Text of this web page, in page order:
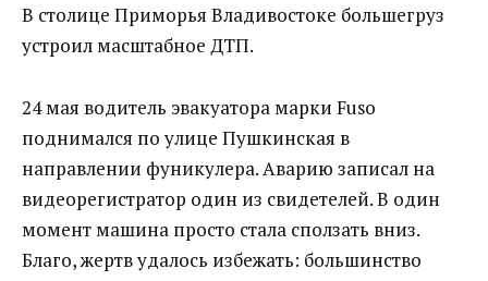
В столице Приморья Владивостоке большегруз
устроил масштабное ДТП.
24 мая водитель эвакуатора марки Fuso
поднимался по улице Пушкинская в
направлении фуникулера. Аварию записал на
видеорегистратор один из свидетелей. В один
момент машина просто стала сползать вниз.
Благо, жертв удалось избежать: большинство